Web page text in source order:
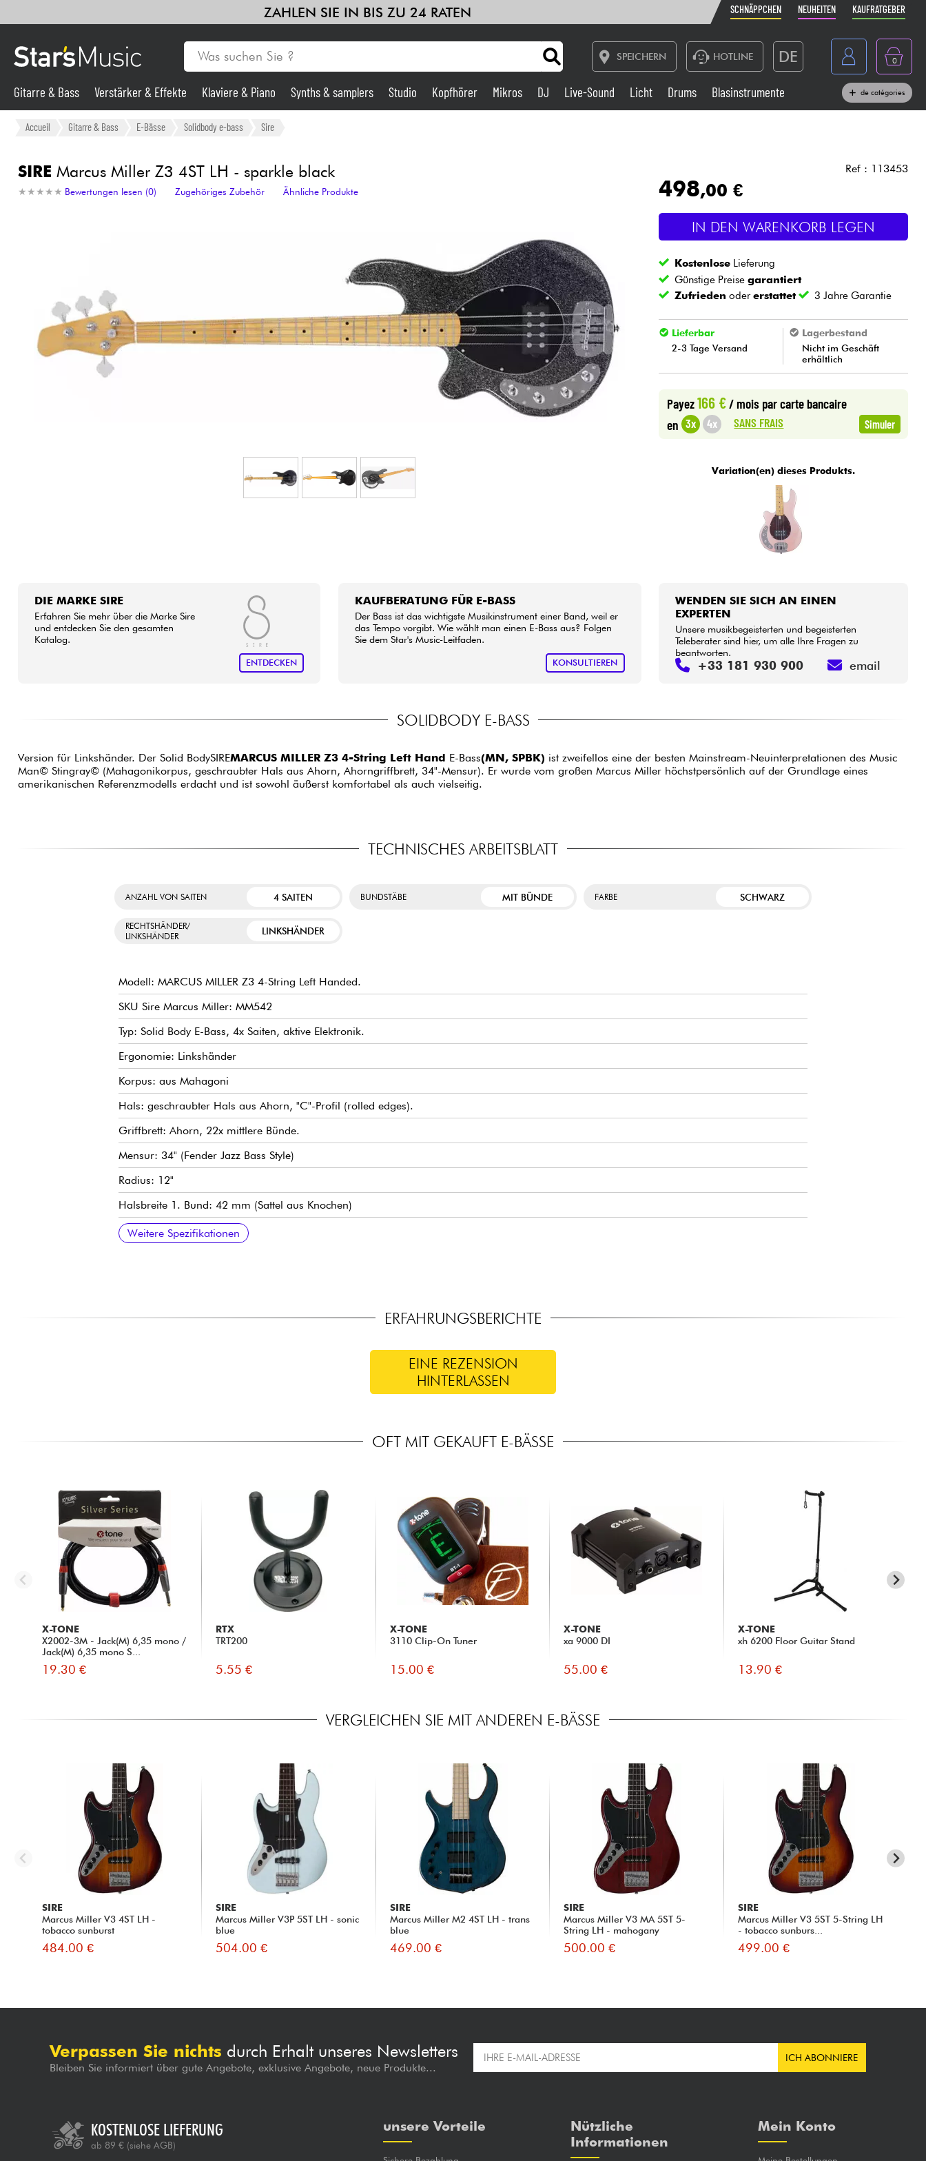
ZAHLEN SIE IN BIS ZU 24 RATEN SCHNÄPPCHEN NEUHEITEN KAUFRATGEBER
SPEICHERN HOTLINE DE
Belgique
Nederland
0
Gitarre & Bass
Synths & samplers
Live-Sound
Blasinstrumente
Kinder Kabel & Zubehöre
HiFi Bundle
Sehen Sie sich unsere Marken an
Gitarre & Bass Verstärker & Effekte Klaviere & Piano Synths & samplers Studio Kopfhörer Mikros DJ Live-Sound Licht Drums Blasinstrumente de catégories
Accueil Gitarre & Bass E-Bässe Solidbody e-bass Sire
SIRE Marcus Miller Z3 4ST LH - sparkle black
★ ★ ★ ★ ★
★ ★ ★ ★ ★ Bewertungen lesen (0) Zugehöriges Zubehör Ähnliche Produkte
Ref : 113453
498,00 €
IN DEN WARENKORB LEGEN
Kostenlose Lieferung
Günstige Preisegarantiert
Zufrieden odererstattet 3 Jahre Garantie
Lieferbar
2-3 Tage Versand
Lagerbestand
Nicht im Geschäft
erhältlich
Payez166 €/ mois par carte bancaire
en 3x 4x SANS FRAIS Simuler
Variation(en) dieses Produkts.
DIE MARKE SIRE
Erfahren Sie mehr über die Marke Sire
und entdecken Sie den gesamten
Katalog.
ENTDECKEN
KAUFBERATUNG FÜR E-BASS
Der Bass ist das wichtigste Musikinstrument einer Band, weil er
das Tempo vorgibt. Wie wählt man einen E-Bass aus? Folgen
Sie dem Star's Music-Leitfaden.
KONSULTIEREN
WENDEN SIE SICH AN EINEN
EXPERTEN
Unsere musikbegeisterten und begeisterten
Teleberater sind hier, um alle Ihre Fragen zu
beantworten.
+33 181 930 900 email
SOLIDBODY E-BASS
Version für Linkshänder. Der Solid BodySIREMARCUS MILLER Z3 4-String Left Hand E-Bass(MN, SPBK) ist zweifellos eine der besten Mainstream-Neuinterpretationen des Music
Man© Stingray© (Mahagonikorpus, geschraubter Hals aus Ahorn, Ahorngriffbrett, 34"-Mensur). Er wurde vom großen Marcus Miller höchstpersönlich auf der Grundlage eines
amerikanischen Referenzmodells erdacht und ist sowohl äußerst komfortabel als auch vielseitig.
TECHNISCHES ARBEITSBLATT
ANZAHL VON SAITEN 4 SAITEN BUNDSTÄBE MIT BÜNDE FARBE SCHWARZ
RECHTSHÄNDER/
LINKSHÄNDER
LINKSHÄNDER
Modell: MARCUS MILLER Z3 4-String Left Handed.
SKU Sire Marcus Miller: MM542
Typ: Solid Body E-Bass, 4x Saiten, aktive Elektronik.
Ergonomie: Linkshänder
Korpus: aus Mahagoni
Hals: geschraubter Hals aus Ahorn, "C"-Profil (rolled edges).
Griffbrett: Ahorn, 22x mittlere Bünde.
Mensur: 34" (Fender Jazz Bass Style)
Radius: 12"
Halsbreite 1. Bund: 42 mm (Sattel aus Knochen)
Tonabnehmer: Sire Standard MM Pickup Set
Elektronik: aktiv Sire Marcus Heritage-3
Regler: Volume, Treble, Middle, Bass
Steg: Sire Standard MM
Stimmmechaniken: Sire Standard Open-Gear
Korpusfinish: hochglänzend
Hals Finish: Satin
Weitere Spezifikationen
ERFAHRUNGSBERICHTE
EINE REZENSION
HINTERLASSEN
OFT MIT GEKAUFT E-BÄSSE
X-TONE
X2002-3M - Jack(M) 6,35 mono /
Jack(M) 6,35 mono S...
19.30 €
RTX
TRT200
5.55 €
X-TONE
3110 Clip-On Tuner
15.00 €
X-TONE
xa 9000 DI
55.00 €
X-TONE
xh 6200 Floor Guitar Stand
13.90 €
VERGLEICHEN SIE MIT ANDEREN E-BÄSSE
SIRE
Marcus Miller V3 4ST LH -
tobacco sunburst
484.00 €
SIRE
Marcus Miller V3P 5ST LH - sonic
blue
504.00 €
SIRE
Marcus Miller M2 4ST LH - trans
blue
469.00 €
SIRE
Marcus Miller V3 MA 5ST 5-
String LH - mahogany
500.00 €
SIRE
Marcus Miller V3 5ST 5-String LH
- tobacco sunburs...
499.00 €
Verpassen Sie nichts durch Erhalt unseres Newsletters
Bleiben Sie informiert über gute Angebote, exklusive Angebote, neue Produkte...
ICH ABONNIERE
KOSTENLOSE LIEFERUNG
ab 89 € (siehe AGB)
unsere Vorteile
Nützliche
Informationen
Mein Konto